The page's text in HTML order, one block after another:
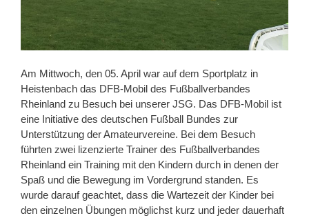
Am Mittwoch, den 05. April war auf dem Sportplatz in
Heistenbach das DFB-Mobil des Fußballverbandes
Rheinland zu Besuch bei unserer JSG. Das DFB-Mobil ist
eine Initiative des deutschen Fußball Bundes zur
Unterstützung der Amateurvereine. Bei dem Besuch
führten zwei lizenzierte Trainer des Fußballverbandes
Rheinland ein Training mit den Kindern durch in denen der
Spaß und die Bewegung im Vordergrund standen. Es
wurde darauf geachtet, dass die Wartezeit der Kinder bei
den einzelnen Übungen möglichst kurz und jeder dauerhaft